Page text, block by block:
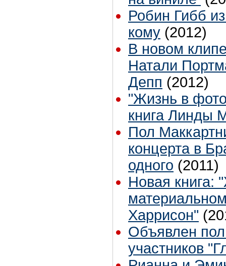
Робин Гибб
кому (2012)
В новом
Натали
Депп (2012)
"Жизнь в
книга Линды
Пол
концерта в
одного (2011)
Новая книга:
Харрисон"
Объявлен
участников